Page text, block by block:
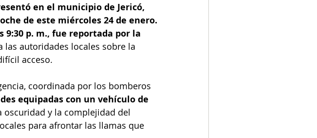
en el municipio de Jericó,
de este miércoles 24 de enero.
9:30 p. m., fue reportada por la
las autoridades locales sobre la
acceso.
coordinada por los bomberos
equipadas con un vehículo de
oscuridad y la complejidad del
para afrontar las llamas que